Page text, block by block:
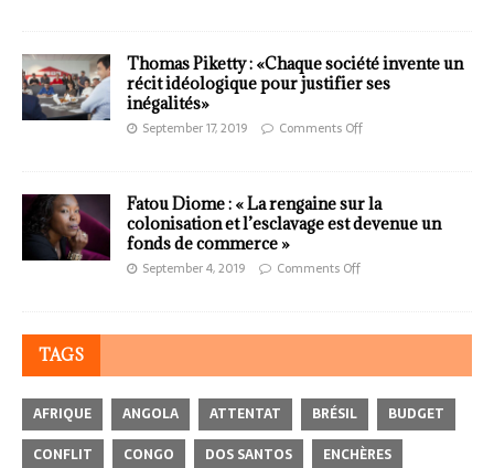
Thomas Piketty : «Chaque société invente un
récit idéologique pour justifier ses
inégalités»
September 17, 2019 Comments Off
Fatou Diome : « La rengaine sur la
colonisation et l’esclavage est devenue un
fonds de commerce »
September 4, 2019 Comments Off
TAGS
AFRIQUE ANGOLA ATTENTAT BRÉSIL
BUDGET
CONFLIT
CONGO DOS SANTOS
ENCHÈRES